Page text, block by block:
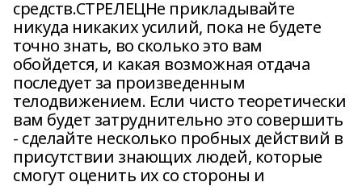
средств.СТРЕЛЕЦНе прикладывайте
никуда никаких усилий, пока не будете
точно знать, во сколько это вам
обойдется, и какая возможная отдача
последует за произведенным
телодвижением. Если чисто теоретически
вам будет затруднительно это совершить
- сделайте несколько пробных действий в
присутствии знающих людей, которые
смогут оценить их со стороны и